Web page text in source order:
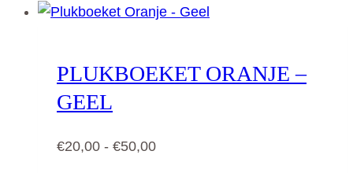
Deze
PLUKBOEKET ORANJE –
GEEL
€20,00 - €50,00Prijsklasse: